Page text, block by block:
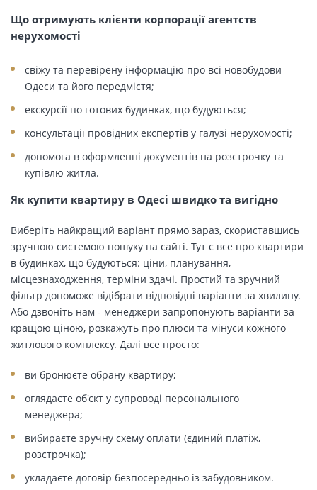
Що отримують клієнти корпорації агентств
нерухомості
свіжу та перевірену інформацію про всі новобудови
Одеси та його передмістя;
екскурсії по готових будинках, що будуються;
консультації провідних експертів у галузі нерухомості;
допомога в оформленні документів на розстрочку та
купівлю житла.
Як купити квартиру в Одесі швидко та вигідно
Виберіть найкращий варіант прямо зараз, скориставшись
зручною системою пошуку на сайті. Тут є все про квартири
в будинках, що будуються: ціни, планування,
місцезнаходження, терміни здачі. Простий та зручний
фільтр допоможе відібрати відповідні варіанти за хвилину.
Або дзвоніть нам - менеджери запропонують варіанти за
кращою ціною, розкажуть про плюси та мінуси кожного
житлового комплексу. Далі все просто:
ви бронюєте обрану квартиру;
оглядаєте об'єкт у супроводі персонального
менеджера;
вибираєте зручну схему оплати (єдиний платіж,
розстрочка);
укладаєте договір безпосередньо із забудовником.